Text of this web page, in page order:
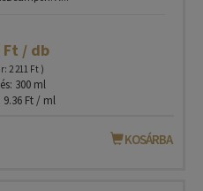
Ft / db
2 211 Ft )
300 ml
9.36 Ft / ml
KOSÁRBA